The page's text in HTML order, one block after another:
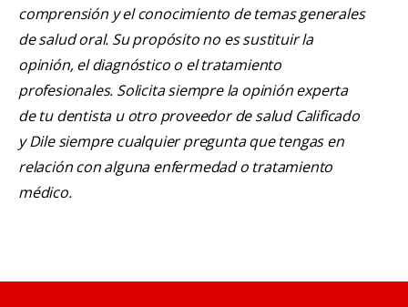
comprensión y el conocimiento de temas generales
de salud oral. Su propósito no es sustituir la
opinión, el diagnóstico o el tratamiento
profesionales. Solicita siempre la opinión experta
de tu dentista u otro proveedor de salud Calificado
y Dile siempre cualquier pregunta que tengas en
relación con alguna enfermedad o tratamiento
médico.